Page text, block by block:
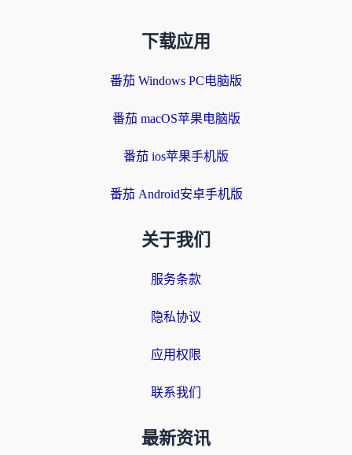
下载应用
番茄 Windows PC电脑版
番茄 macOS苹果电脑版
番茄 ios苹果手机版
番茄 Android安卓手机版
关于我们
服务条款
隐私协议
应用权限
联系我们
最新资讯